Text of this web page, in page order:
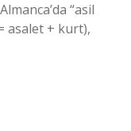
“asil
asalet + kurt),